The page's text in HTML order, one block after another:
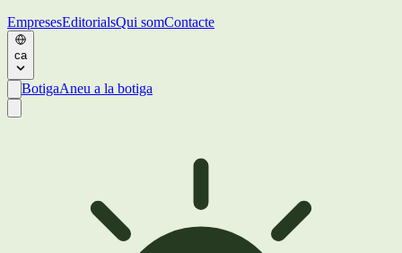
EmpresesEditorialsQui somContacte
ca
BotigaAneu a la botiga